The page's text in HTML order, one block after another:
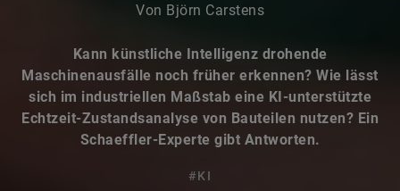
Von Björn Carstens
Kann künstliche Intelligenz drohende
Maschinenausfälle noch früher erkennen? Wie lässt
sich im industriellen Maßstab eine KI-unterstützte
Echtzeit-Zustandsanalyse von Bauteilen nutzen? Ein
Schaeffler-Experte gibt Antworten.
#KI